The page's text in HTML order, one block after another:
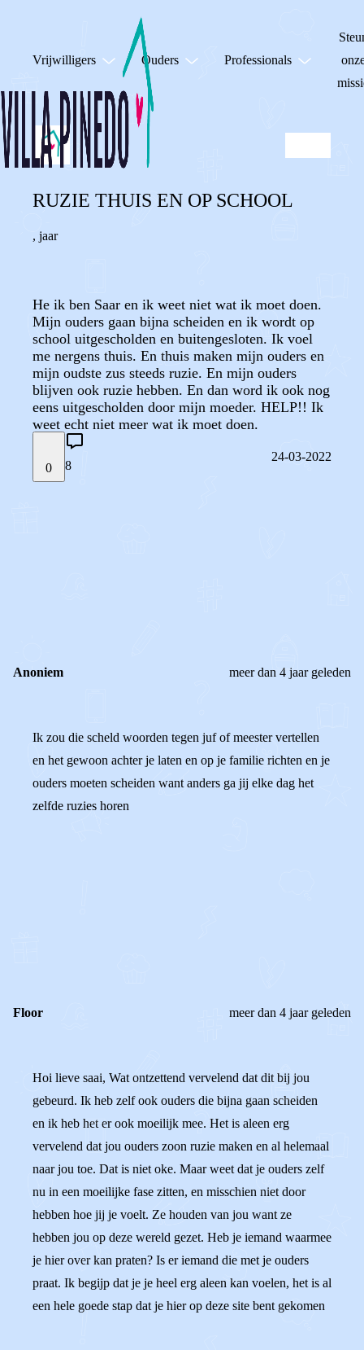
Vrijwilligers Ouders Professionals
RUZIE THUIS EN OP SCHOOL
, jaar
He ik ben Saar en ik weet niet wat ik moet doen.
Mijn ouders gaan bijna scheiden en ik wordt op
school uitgescholden en buitengesloten. Ik voel
me nergens thuis. En thuis maken mijn ouders en
mijn oudste zus steeds ruzie. En mijn ouders
blijven ook ruzie hebben. En dan word ik ook nog
eens uitgescholden door mijn moeder. HELP!! Ik
weet echt niet meer wat ik moet doen.
0 8
24-03-2022
Anoniem meer dan 4 jaar geleden
Ik zou die scheld woorden tegen juf of meester vertellen
en het gewoon achter je laten en op je familie richten en je
ouders moeten scheiden want anders ga jij elke dag het
zelfde ruzies horen
Floor meer dan 4 jaar geleden
Hoi lieve saai, Wat ontzettend vervelend dat dit bij jou
gebeurd. Ik heb zelf ook ouders die bijna gaan scheiden
en ik heb het er ook moeilijk mee. Het is aleen erg
vervelend dat jou ouders zoon ruzie maken en al helemaal
naar jou toe. Dat is niet oke. Maar weet dat je ouders zelf
nu in een moeilijke fase zitten, en misschien niet door
hebben hoe jij je voelt. Ze houden van jou want ze
hebben jou op deze wereld gezet. Heb je iemand waarmee
je hier over kan praten? Is er iemand die met je ouders
praat. Ik begijp dat je je heel erg aleen kan voelen, het is al
een hele goede stap dat je hier op deze site bent gekomen